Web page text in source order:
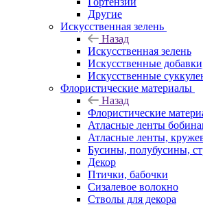
Другие
Искусственная зелень
Назад
Искусственная зелень
Искусственные
Искусственные
Флористические материалы
Назад
Флористические
Атласные ленты
Атласные ленты,
Бусины, полубусины,
Декор
Птички, бабочки
Сизалевое волокно
Стволы для декора